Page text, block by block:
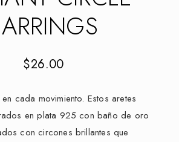
$26.00
cada movimiento. Estos aretes
en plata 925 con baño de oro
con circones brillantes que